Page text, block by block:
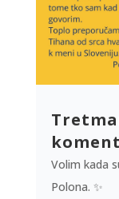
Volim kada
Polona. ✨